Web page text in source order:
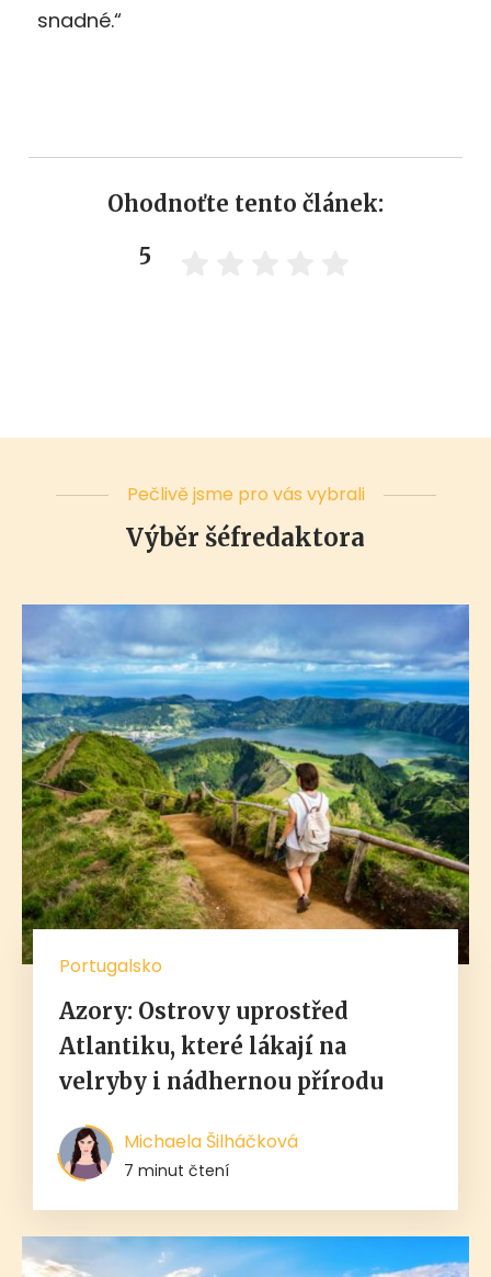
snadné.“
Ohodnoťte tento článek:
5
Pečlivě jsme pro vás vybrali
Výběr šéfredaktora
Portugalsko
Azory: Ostrovy uprostřed
Atlantiku, které lákají na
velryby i nádhernou přírodu
Michaela Šilháčková
7 minut čtení